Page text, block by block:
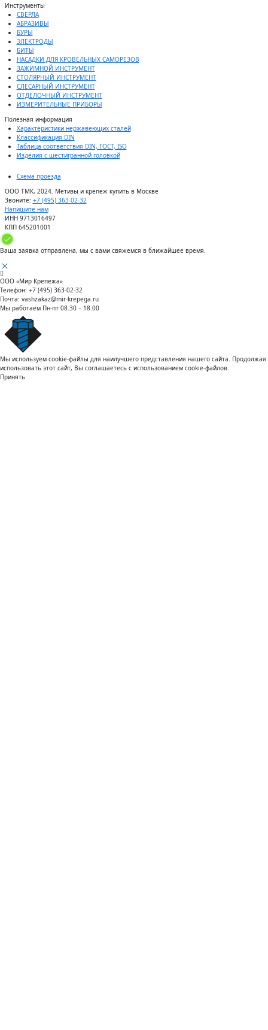
Инструменты
СВЕРЛА
АБРАЗИВЫ
БУРЫ
ЭЛЕКТРОДЫ
БИТЫ
НАСАДКИ ДЛЯ КРОВЕЛЬНЫХ САМОРЕЗОВ
ЗАЖИМНОЙ ИНСТРУМЕНТ
СТОЛЯРНЫЙ ИНСТРУМЕНТ
СЛЕСАРНЫЙ ИНСТРУМЕНТ
ОТДЕЛОЧНЫЙ ИНСТРУМЕНТ
ИЗМЕРИТЕЛЬНЫЕ ПРИБОРЫ
Полезная информация
Характеристики нержавеющих сталей
Классификация DIN
Таблица соответствия DIN, ГОСТ, ISO
Изделия с шестигранной головкой
Схема проезда
ООО ТМК, 2024. Метизы и крепеж купить в Москве
Звоните: +7 (495) 363-02-32
Напишите нам
ИНН 9713016497
КПП 645201001
Ваша заявка отправлена, мы с вами свяжемся в ближайшее время.
ООО «Мир Крепежа»
Телефон: +7 (495) 363-02-32
Почта: vashzakaz@mir-krepega.ru
Мы работаем Пн-пт 08.30 – 18.00
Мы используем cookie-файлы для наилучшего представления нашего сайта. Продолжая
использовать этот сайт, Вы соглашаетесь с использованием cookie-файлов.
Принять